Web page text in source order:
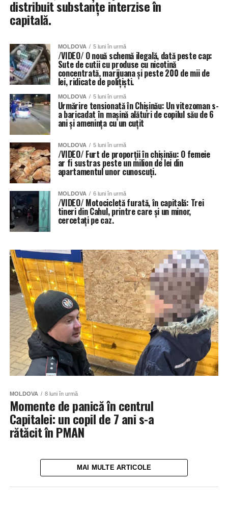
distribuit substanțe interzise în
capitală.
MOLDOVA 5 luni în urmă
/VIDEO/ O nouă schemă ilegală, dată peste cap:
Sute de cutii cu produse cu nicotină
concentrată, marijuana și peste 200 de mii de
lei, ridicate de polițiști.
MOLDOVA 5 luni în urmă
Urmărire tensionată în Chișinău: Un vitezoman s-
a baricadat în mașină alături de copilul său de 6
ani și amenința cu un cuțit
MOLDOVA 5 luni în urmă
/VIDEO/ Furt de proporții în chișinău: O femeie
ar fi sustras peste un milion de lei din
apartamentul unor cunoscuți.
MOLDOVA 6 luni în urmă
/VIDEO/ Motocicletă furată, în capitală: Trei
tineri din Cahul, printre care și un minor,
cercetați pe caz.
MOLDOVA 8 luni în urmă
Momente de panică în centrul
Capitalei: un copil de 7 ani s-a
rătăcit în PMAN
MAI MULTE ARTICOLE